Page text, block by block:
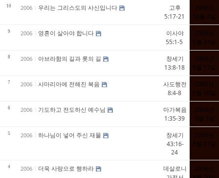
10 2006 우리는 그리스도의 사신입니다
고후
5:17-21
2006년
10월 8일
9 2006 영혼이 살아야 합니다
이사야
55:1-5
2006년
9월 24일
8 2006 아브라함의 길과 롯의 길
창세기
13:8-18
2006년
9월 17일
7 2006 사마리아에 전해진 복음
사도행전
8:4-8
2006년
9월 10일
6 2006 기도하고 전도하신 예수님
마가복음
1:35-39
2006년
9월 3일
5 2006 하나님이 넣어 주신 재물
창세기
43:16-
24
2006년
8월 27일
4 2006 더욱 사랑으로 행하라
데살로니
2006년